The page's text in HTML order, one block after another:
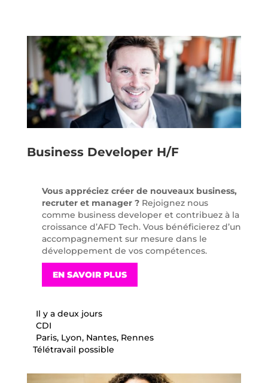
Business Developer H/F
Vous appréciez créer de nouveaux business,
recruter et manager ?Rejoignez nous
comme business developer et contribuez à la
croissance d’AFD Tech. Vous bénéficierez d’un
accompagnement sur mesure dans le
développement de vos compétences.
EN SAVOIR PLUS
Il y a deux jours
CDI
Paris, Lyon, Nantes, Rennes
Télétravail possible